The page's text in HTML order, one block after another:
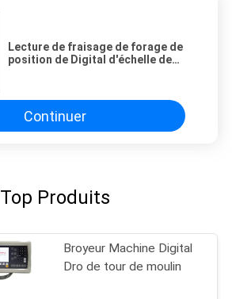
Lecture de fraisage de forage de
position de Digital d'échelle de
Continuer
Top Produits
Broyeur Machine Digital
Dro de tour de moulin